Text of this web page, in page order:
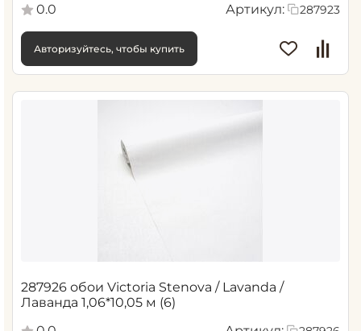
0.0
Артикул: 287923
Авторизуйтесь, чтобы купить
287926 обои Victoria Stenova / Lavanda /
Лаванда 1,06*10,05 м (6)